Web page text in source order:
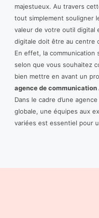
majestueux. Au travers
tout simplement souligner
valeur de votre outil digital
digitale doit être au centre
En effet, la
selon que vous souhaitez
bien mettre en avant un
agence de communication
Dans le cadre d’une
globale, une équipes aux
variées est essentiel pour